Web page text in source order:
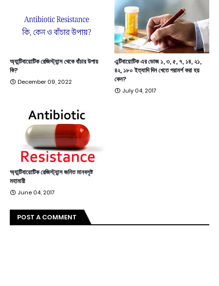
অ্যান্টিবায়োটিক রেজিস্ট্যান্স থেকে বাঁচার উপায়
কি?
December 09, 2022
এন্টিবায়োটিক এর ডোজ ১, ৩, ৫, ৭, ১৪, ২১,
৪২, ১৮০ ইত্যাদি দিন খেতে পরামর্শ করা হয়
কেন?
July 04, 2017
অ্যান্টিবায়োটিক রেজিস্ট্যান্স জনিত মানবসৃষ্ট
মহামারী
June 04, 2017
POST A COMMENT